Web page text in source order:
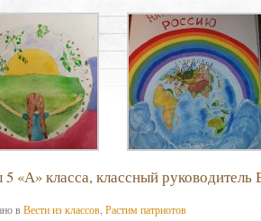
«А» класса, классный руководитель
вВести из классов Растим патриотов